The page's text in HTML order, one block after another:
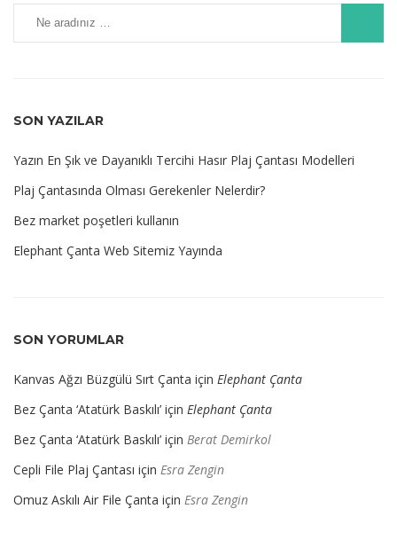
SON YAZILAR
Yazın En Şık ve Dayanıklı Tercihi Hasır Plaj Çantası Modelleri
Plaj Çantasında Olması Gerekenler Nelerdir?
Bez market poşetleri kullanın
Elephant Çanta Web Sitemiz Yayında
SON YORUMLAR
Kanvas Ağzı Büzgülü Sırt Çanta için Elephant Çanta
Bez Çanta ‘Atatürk Baskılı’ için Elephant Çanta
Bez Çanta ‘Atatürk Baskılı’ için Berat Demirkol
Cepli File Plaj Çantası için Esra Zengin
Omuz Askılı Air File Çanta için Esra Zengin